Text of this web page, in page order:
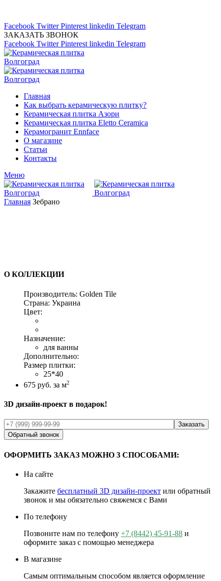
Facebook Twitter Pinterest linkedin Telegram
ЗАКАЗАТЬ ЗВОНОК
Facebook Twitter Pinterest linkedin Telegram
Главная
Как выбрать керамическую плитку?
Керамическая плитка Азори
Керамическая плитка Eletto Ceramica
Керамогранит Ennface
О магазине
Статьи
Контакты
Меню
Главная Зебрано
О КОЛЛЕКЦИИ
Производитель: Golden Tile
Страна: Украина
Цвет:
Назначение:
для ванны
Дополнительно:
Размер плитки:
25*40
675 руб. за м2
3D дизайн-проект в подарок!
Обратный звонок
ОФОРМИТЬ ЗАКАЗ МОЖНО 3 СПОСОБАМИ:
На сайте
Закажите бесплатный 3D дизайн-проект или обратный
звонок и мы обязательно свяжемся с Вами
По телефону
Позвоните нам по телефону +7 (8442) 45-91-88 и
оформите заказ с помощью менеджера
В магазине
Самым оптимальным способом является оформление